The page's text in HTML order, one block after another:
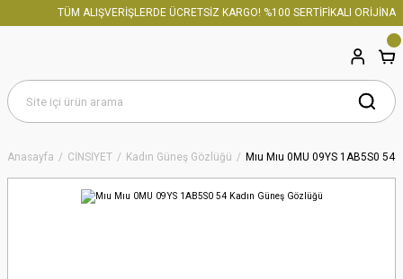
TÜM ALIŞVERİŞLERDE ÜCRETSİZ KARGO! %100 SERTİFİKALI ORİJİNAL
Anasayfa CİNSİYET Kadın Güneş Gözlüğü Mıu Mıu 0MU 09YS 1AB5S0 54